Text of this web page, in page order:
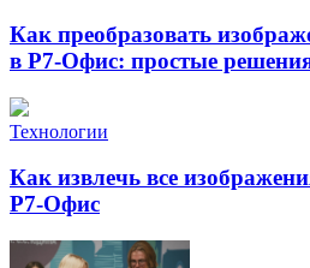
Как преобразовать
в Р7-Офис: простые
Технологии
Как извлечь все
Р7-Офис